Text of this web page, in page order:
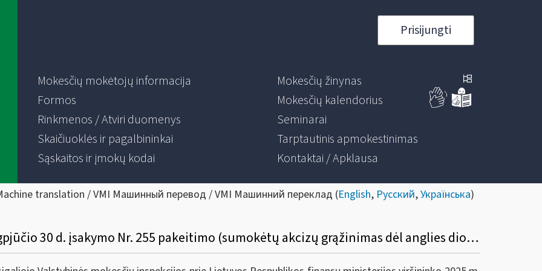
Prisijungti
Mokesčių mokėtojų informacija
Formos
Rinkmenos / Atviri duomenys
Skaičiuoklės ir pagalbininkai
Sąskaitos ir įmokų kodai
Mokesčių žinynas
Mokesčių kalendorius
Seminarai
Tarptautinis apmokestinimas
Kontaktai / Apklausa
translation / VMI Машинный перевод / VMI Машинний переклад (English, Русский,Українська)
Dėl VMI prie FM viršininko 2002 m. rugpjūčio 30 d. įsakymo Nr. 255 pakeitimo (sumokėtų akcizų grąžinimas dėl anglies dioksido dedamosios)